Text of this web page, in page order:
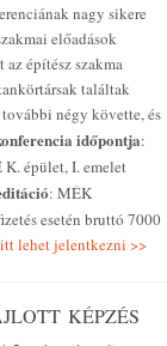
nagy sikere
előadások
építész szakma
találtak
négy követte, és
időpontja:
K. épület, I. emelet
: MÉK
esetén bruttó 7000
lehet jelentkezni >>
KÉPZÉS